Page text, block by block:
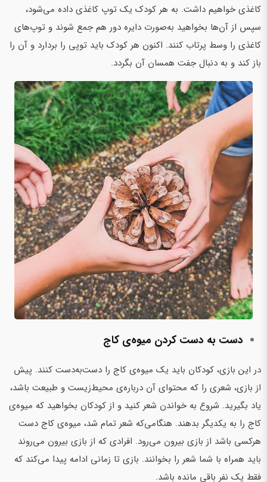
کاغذی خواهیم داشت. به هر کودک یک توپ کاغذی داده می‌شود،
سپس از آن‌ها بخواهید به‌صورت دایره دور هم جمع شوند و توپ‌های
کاغذی را وسط پرتاب کنند. اکنون هر کودک باید توپی را بردارد و آن را
باز کند و به دنبال جفت همسان آن بگردد.
دست‌ به‌ دست کردن میوه‌ی کاج
در این بازی، کودکان باید یک میوه‌ی کاج را دست‌به‌دست کنند. پیش
از بازی، شعری را که محتوای آن درباره‌ی محیط‌زیست و طبیعت باشد،
یاد بگیرید. شروع به خواندن شعر ‌کنید و از کودکان بخواهید که میوه‌ی
کاج را به یکدیگر بدهند. هنگامی‌که شعر تمام شد، میوه‌ی کاج دست
هرکسی باشد از بازی بیرون می‌رود. افرادی که از بازی بیرون می‌روند
باید همراه با شما شعر را بخوانند. بازی تا زمانی ادامه پیدا می‌کند که
فقط یک نفر باقی مانده باشد.